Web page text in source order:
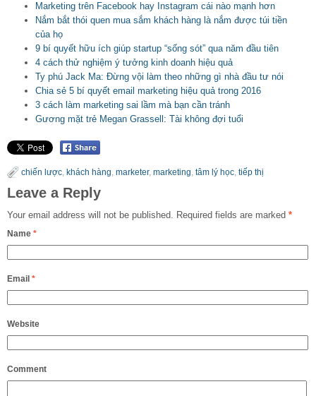
Marketing trên Facebook hay Instagram cái nào mạnh hơn
Nắm bắt thói quen mua sắm khách hàng là nắm được túi tiền
của họ
9 bí quyết hữu ích giúp startup “sống sót” qua năm đầu tiên
4 cách thử nghiệm ý tưởng kinh doanh hiệu quả
Ty phú Jack Ma: Đừng vội làm theo những gì nhà đầu tư nói
Chia sẻ 5 bí quyết email marketing hiệu quả trong 2016
3 cách làm marketing sai lầm mà bạn cần tránh
Gương mặt trẻ Megan Grassell: Tài không đợi tuổi
chiến lược khách hàng marketer, marketing tâm lý học tiếp thị
Leave a Reply
Your email address will not be published. Required fields are marked *
Name *
Email *
Website
Comment